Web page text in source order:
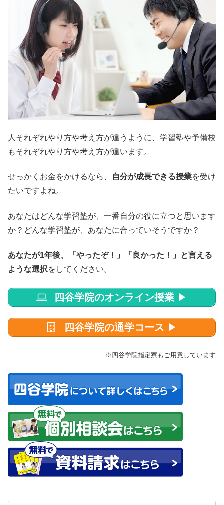
人それぞれやり方や考え方が違うように、学習塾や予備校
もそれぞれやり方や考え方が違います。
せっかくお金をかけるなら、 自分が成長できる授業を受け
たいですよね。
あなたはどんな学習塾が、一番自分の役に立つと思います
か？どんな学習塾が、あなたに合っていそうですか？
あなたが1年後、「やったぞ！」「良かった！」と言える
ような選択をしてください。
四谷学院のオンライン授業 ▶
四谷学院の通学コース ▶
※四谷学院指定寮もご用意しています